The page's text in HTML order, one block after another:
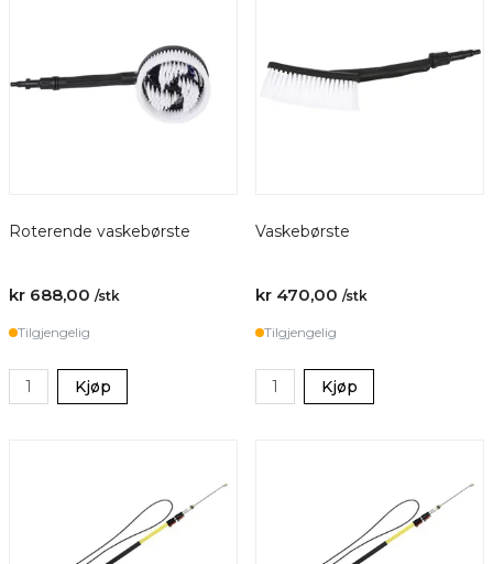
Roterende vaskebørste
kr 688,00 /stk
Tilgjengelig
Kjøp
Vaskebørste
kr 470,00 /stk
Tilgjengelig
Kjøp